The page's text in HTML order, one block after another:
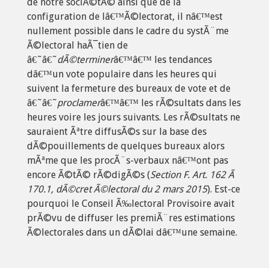
configuration de lâ€™Ã©lectorat, il nâ€™est
nullement possible dans le cadre du systÃ¨me
Ã©lectoral haÃ¯tien de
â€˜â€˜dÃ©terminerâ€™â€™ les tendances
dâ€™un vote populaire dans les heures qui
suivent la fermeture des bureaux de vote et de
â€˜â€˜proclamerâ€™â€™ les rÃ©sultats dans les
heures voire les jours suivants. Les rÃ©sultats ne
sauraient Ãªtre diffusÃ©s sur la base des
dÃ©pouillements de quelques bureaux alors
mÃªme que les procÃ¨s-verbaux nâ€™ont pas
encore Ã©tÃ© rÃ©digÃ©s (Section F. Art. 162 Ã
170.1, dÃ©cret Ã©lectoral du 2 mars 2015). Est-ce
pourquoi le Conseil Ã‰lectoral Provisoire avait
prÃ©vu de diffuser les premiÃ¨res estimations
Ã©lectorales dans un dÃ©lai dâ€™une semaine.